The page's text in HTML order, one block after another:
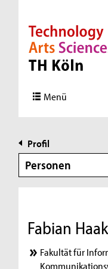
Direkt zur
Direkt zur
Direkt zum Inhalt
Direkt zum Fußbereich
Menü
Profil
Personen
Fabian Haak
Fakultät für